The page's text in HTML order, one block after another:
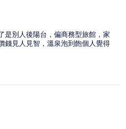
是別人後陽台，偏商務型旅館，家
錢見人見智，溫泉泡到飽個人覺得